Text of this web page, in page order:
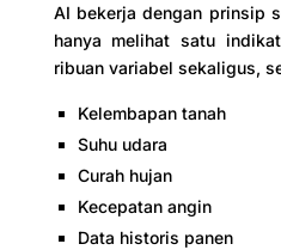
AI bekerja dengan prinsip
hanya melihat satu
ribuan variabel sekaligus,
Kelembapan tanah
Suhu udara
Curah hujan
Kecepatan angin
Data historis panen